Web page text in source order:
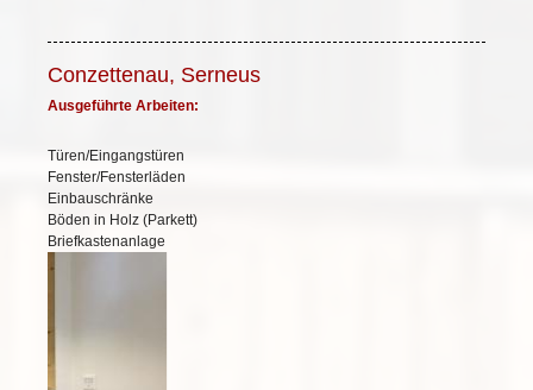
Conzettenau, Serneus
Ausgeführte Arbeiten:
Türen/Eingangstüren
Fenster/Fensterläden
Einbauschränke
Böden in Holz (Parkett)
Briefkastenanlage